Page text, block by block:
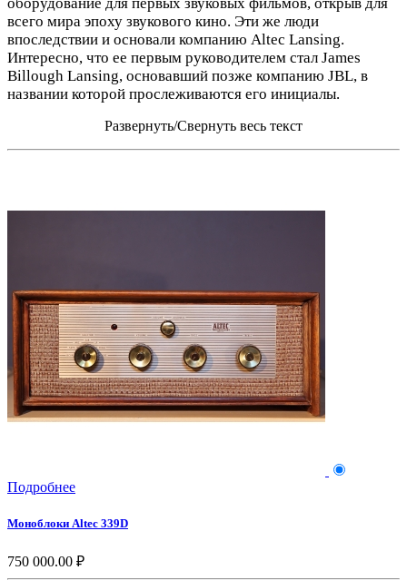
оборудование для первых звуковых фильмов, открыв для
всего мира эпоху звукового кино. Эти же люди
впоследствии и основали компанию Altec Lansing.
Интересно, что ее первым руководителем стал James
Billough Lansing, основавший позже компанию JBL, в
названии которой прослеживаются его инициалы.
Развернуть/Свернуть весь текст
Подробнее
Моноблоки Altec 339D
750 000.00 ₽